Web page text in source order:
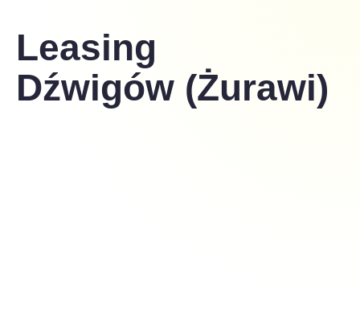
Leasing
Dźwigów (Żurawi)